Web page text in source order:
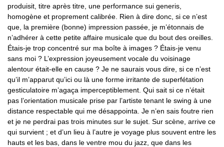
produisit, titre après titre, une performance sui generis,
homogène et proprement calibrée. Rien à dire donc, si ce n’est
que, la première (bonne) impression passée, je m’étonnais de
n’adhérer à cette petite affaire musicale que du bout des oreilles.
Étais-je trop concentré sur ma boîte à images ? Étais-je venu
sans moi ? L’expression joyeusement vocale du voisinage
alentour était-elle en cause ? Je ne saurais vous dire, si ce n’est
qu’il m’apparut qu’ici ou là une forme irritante de superfétation
gesticulatoire m’agaça imperceptiblement. Qui sait si ce n’était
pas l’orientation musicale prise par l’artiste tenant le swing à une
distance respectable qui me désappointa. Je n’en sais foutre rien
et je ne perdrai pas trois minutes sur le sujet. Sur scène, arrive ce
qui survient ; et d’un lieu à l’autre je voyage plus souvent entre les
hauts et les bas, dans le ventre mou du jazz, que dans les